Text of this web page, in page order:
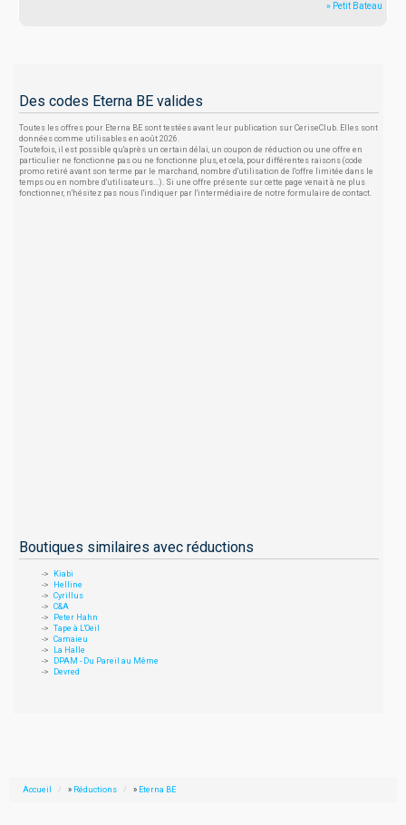
» Petit Bateau
Des codes Eterna BE valides
Toutes les offres pour Eterna BE sont testées avant leur publication sur CeriseClub. Elles sont
données comme utilisables en août 2026.
Toutefois, il est possible qu'après un certain délai, un coupon de réduction ou une offre en
particulier ne fonctionne pas ou ne fonctionne plus, et cela, pour différentes raisons (code
promo retiré avant son terme par le marchand, nombre d'utilisation de l'offre limitée dans le
temps ou en nombre d'utilisateurs...). Si une offre présente sur cette page venait à ne plus
fonctionner, n'hésitez pas nous l'indiquer par l'intermédiaire de notre formulaire de contact.
Boutiques similaires avec réductions
Kiabi
Helline
Cyrillus
C&A
Peter Hahn
Tape à L'Oeil
Camaieu
La Halle
DPAM - Du Pareil au Même
Devred
Accueil » Réductions » Eterna BE